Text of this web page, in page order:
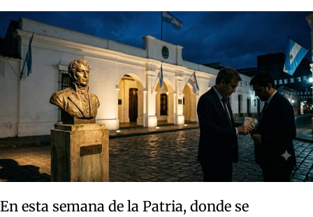
En esta semana de la Patria, donde se